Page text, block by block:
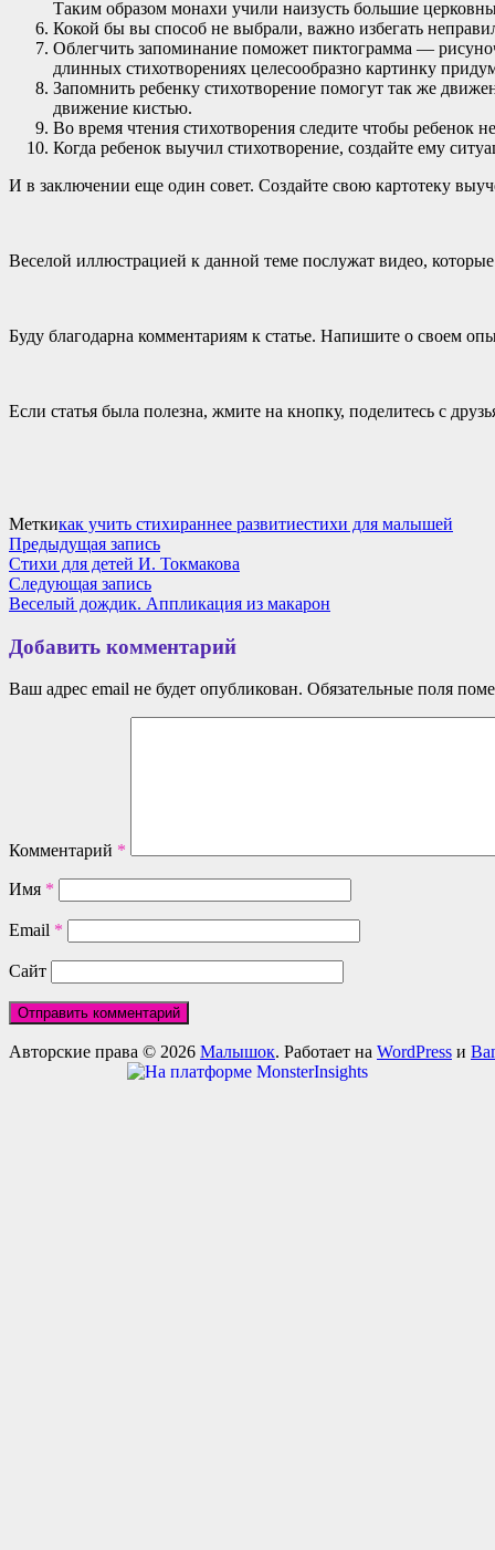
Таким образом монахи учили наизусть большие
Кокой бы вы способ не выбрали, важно избегать
Облегчить запоминание поможет пиктограмма —
длинных стихотворениях целесообразно картинку
Запомнить ребенку стихотворение помогут так же
движение кистью.
Во время чтения стихотворения следите чтобы ребенок
Когда ребенок выучил стихотворение, создайте ему
И в заключении еще один совет. Создайте свою картотеку
Веселой иллюстрацией к данной теме послужат видео,
Буду благодарна комментариям к статье. Напишите о своем
Если статья была полезна, жмите на кнопку, поделитесь с
Меткикак учить стихираннее развитиестихи для малышей
Навигация
по
записям
Предыдущая записьПредыдущая
запись:
Стихи для детей И. Токмакова
Следующая записьСледующая
запись:
Веселый дождик. Аппликация из макарон
Добавить комментарий
Ваш адрес email не будет опубликован. Обязательные поля
Комментарий *
Имя *
Email *
Сайт
Авторские права © 2026 Малышок. Работает на WordPress и